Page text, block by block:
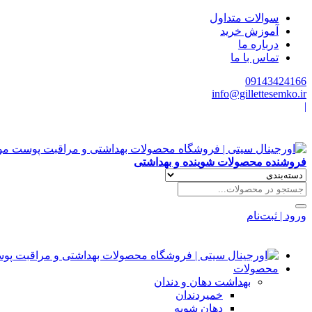
سوالات متداول
آموزش خرید
درباره ما
تماس با ما
09143424166
info@gillettesemko.ir
|
فروشنده محصولات شوینده و بهداشتی
ورود | ثبت‌نام
محصولات
بهداشت دهان و دندان
خمیردندان
دهان شویه